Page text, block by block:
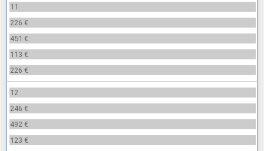
11
226 €
451 €
113 €
226 €
12
246 €
492 €
123 €